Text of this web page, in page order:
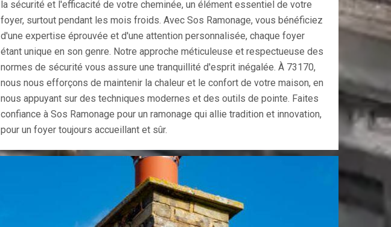
la sécurité et l'efficacité de votre cheminée, un élément essentiel de votre
foyer, surtout pendant les mois froids. Avec Sos Ramonage, vous bénéficiez
d'une expertise éprouvée et d'une attention personnalisée, chaque foyer
étant unique en son genre. Notre approche méticuleuse et respectueuse des
normes de sécurité vous assure une tranquillité d'esprit inégalée. À 73170,
nous nous efforçons de maintenir la chaleur et le confort de votre maison, en
nous appuyant sur des techniques modernes et des outils de pointe. Faites
confiance à Sos Ramonage pour un ramonage qui allie tradition et innovation,
pour un foyer toujours accueillant et sûr.